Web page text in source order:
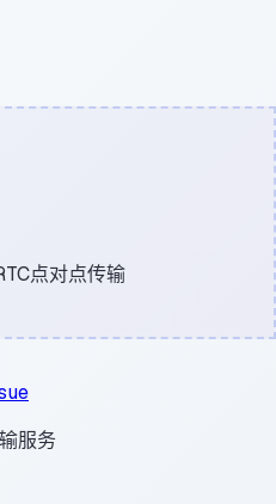
点对点传输
服务